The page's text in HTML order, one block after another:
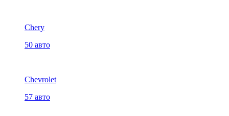
Chery
50 авто
Chevrolet
57 авто